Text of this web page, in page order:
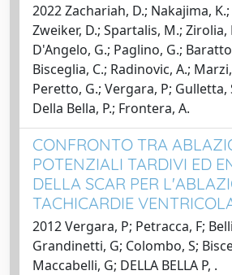
2022 Zachariah, D.; Nakajima, K.;
Zweiker, D.; Spartalis, M.;
D'Angelo, G.; Paglino, G.;
Bisceglia, C.; Radinovic, A.; Marzi,
Peretto, G.; Vergara, P; Gulletta,
Della Bella, P.; Frontera, A.
CONFRONTO TRA
POTENZIALI TARDIVI ED
DELLA SCAR PER
TACHICARDIE
2012 Vergara, P; Petracca, F;
Grandinetti, G; Colombo, S;
Maccabelli, G; DELLA BELLA P, .